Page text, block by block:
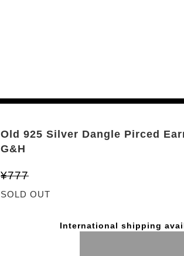
Old 925 Silver Dangle Pirced
G&H
¥777
SOLD OUT
International shipping